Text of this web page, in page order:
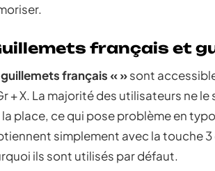
français et
guillemets français « »sont
+ X. La majorité des utilisateurs ne
la place, ce qui pose problème en
simplement avec la touche
ils sont utilisés par défaut.